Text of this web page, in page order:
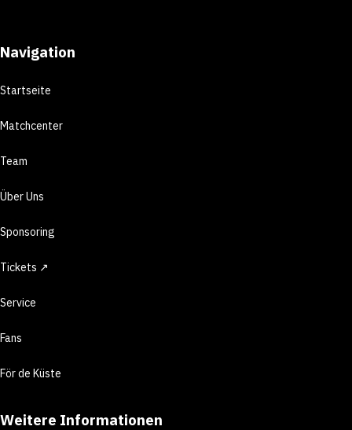
Navigation
Startseite
Matchcenter
Team
Über Uns
Sponsoring
Tickets ↗
Service
Fans
För de Küste
Weitere Informationen